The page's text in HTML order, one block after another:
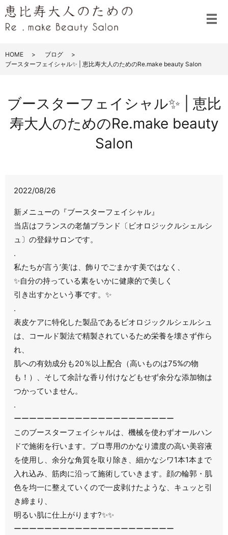
メ
HOME
ブログ
ブースターフェイシャル✨ | 恵比寿大人のためのRe.make beauty Salon
ブースターフェイシャル✨ | 恵比
寿大人のためのRe.make beauty
Salon
2022/08/26
新メニューの『ブースターフェイシャル』
当店はフランスの老舗ブランド〔ビオロジックルシェルシ
ュ〕の登録サロンです。
.
私たちが言う’美’は、飾りでごまかす美ではなく、
✨自分の持っている素をいかに健康的で美しく
引き出すかという事です。✨
.
表皮ケアに特化した製品であるビオロジックルシェルシュ
は、コールド製法で精製されているため栄養を壊さず作ら
れ、
肌への有効成分も20％以上配合（高いものは75%の物
も！）、そして余計な香り付けなどもせず余分な添加物は
つかっていません。
.
ーーーーーーーーーーーーーーーーーーーーー
このブースターフェイシャルは、機械を使わずオールハン
ドで施術を行います。プロ専用のかなり濃度の高い美容液
を使用し、余分な角質を取り除き、細かなシワ1本1本まで
入れ込み、筋肉に沿って施術していきます。顔の輪郭・肌
色を均一に整えていくので一皮剥けたような、キュッと引
き締まり、
明るい肌に仕上がります?✨✨
ーーーーーーーーーーーーーーーーーーーーー